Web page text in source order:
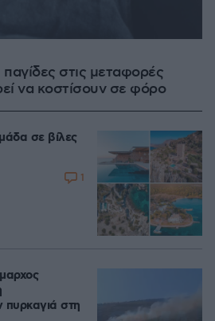
παγίδες στις μεταφορές
να κοστίσουν σε φόρο
σε βίλες
1
πυρκαγιά στη